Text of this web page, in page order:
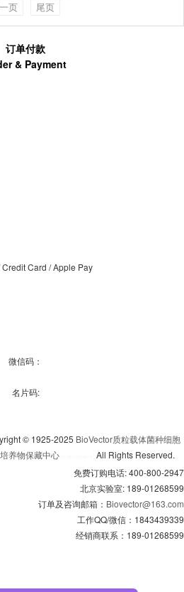
页
尾页
订单付款
& Payment
扫码支付
Card / Apple Pay
微信码：
名片码:
© 1925-2025 BioVector质粒载体菌种细胞
养物保藏中心
All Rights Reserved.
免费订购电话: 400-800-2947
北京实验室: 189-01268599
订单及咨询邮箱： Biovector@163.com
工作QQ/微信：1843439339
经销商联系：189-01268599